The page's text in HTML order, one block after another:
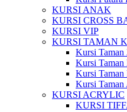
KURSI ANAK
KURSI CROSS
KURSI VIP
KURSI TAMAN
Kursi Taman
Kursi
Kursi Taman
Kursi Taman
KURSI ACRYLIC
KURSI